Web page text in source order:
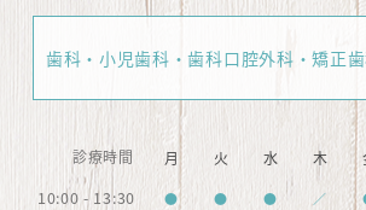
歯科・小児歯科・歯科口腔外科・矯正
診療時間 月 火 水 木
10:00 - 13:30 ● ● ● ／